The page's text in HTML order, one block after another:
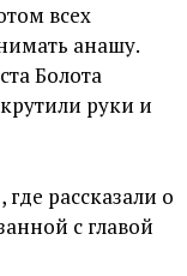
всех
анашу.
Болота
руки и
рассказали о
с главой